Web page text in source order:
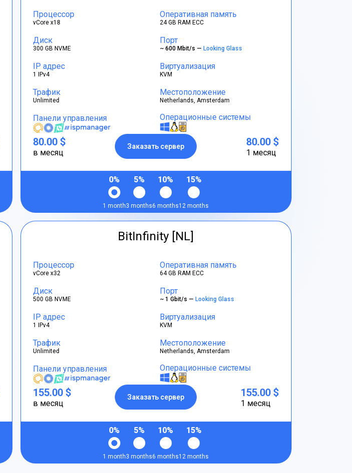
Процессор
vCore x18
Оперативная память
24 GB RAM ECC
Диск
300 GB NVME
Порт
~ 600 Mbit/s —Looking Glass
IP адрес
1 IPv4
Виртуализация
KVM
Трафик
Unlimited
Местоположение
Netherlands, Amsterdam
Панели управления Операционные системы
80.00 $
в месяц
Заказать сервер 80.00 $
1 месяц
0%
1 month
5%
3 months
10%
6 months
15%
12 months
BitInfinity [NL]
Процессор
vCore x32
Оперативная память
64 GB RAM ECC
Диск
500 GB NVME
Порт
~ 1 Gbit/s —Looking Glass
IP адрес
1 IPv4
Виртуализация
KVM
Трафик
Unlimited
Местоположение
Netherlands, Amsterdam
Панели управления Операционные системы
155.00 $
в месяц
Заказать сервер 155.00 $
1 месяц
0%
1 month
5%
3 months
10%
6 months
15%
12 months